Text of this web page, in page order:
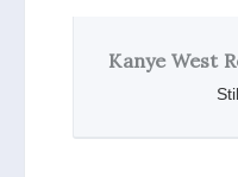
Kanye West
Stil /